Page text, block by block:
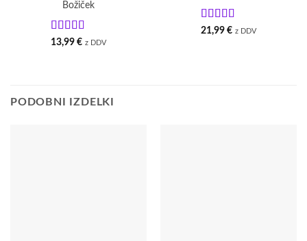
Božiček
Ocenjeno
13,99 € z DDV
Ocenjeno5
21,99 € z DDV
PODOBNI IZDELKI